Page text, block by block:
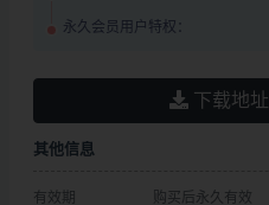
永久会员用户特权：
下载地址
其他信息
有效期 购买后永久有效